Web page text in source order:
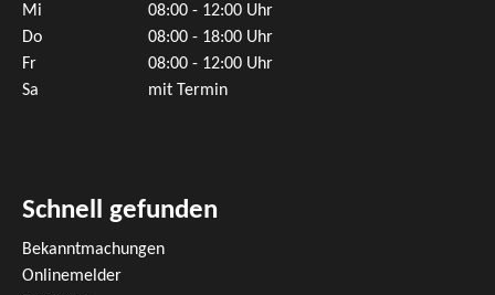
Mi
08:00 - 12:00 Uhr
Do
08:00 - 18:00 Uhr
Fr
08:00 - 12:00 Uhr
Sa
mit Termin
Schnell gefunden
Bekanntmachungen
Onlinemelder